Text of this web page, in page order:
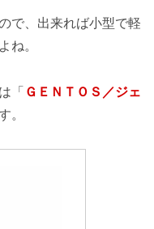
で、出来れば小型で軽
ね。
「 ＧＥＮＴＯＳ／ジェ
。